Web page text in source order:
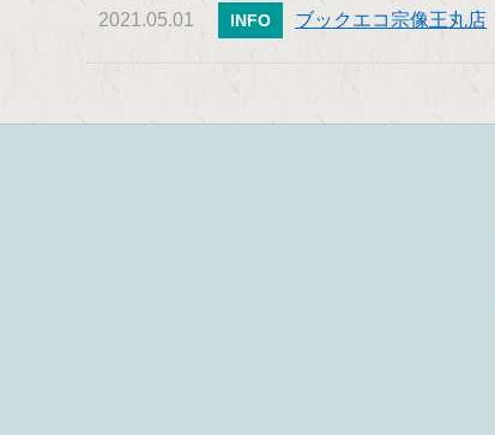
2021.05.01 INFO ブックエコ宗像王丸店